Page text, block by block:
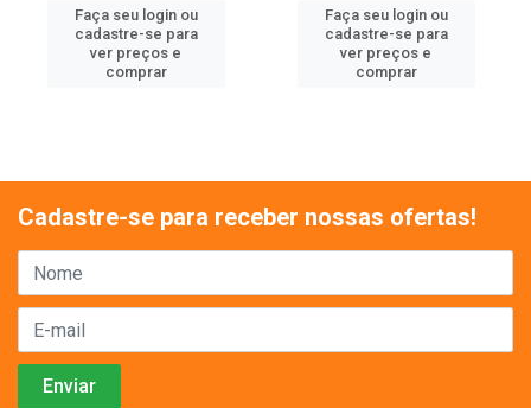
Faça seu login ou
cadastre-se para
ver preços e
comprar
Faça seu login ou
cadastre-se para
ver preços e
comprar
Cadastre-se para receber nossas ofertas!